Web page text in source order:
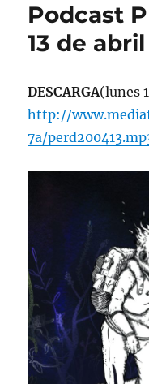
Podcast
13 de
DESCARGA(lunes
http://
7a/